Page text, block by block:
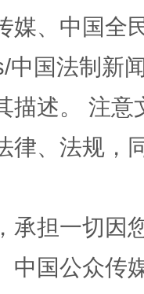
媒、中国全
中国法制新
描述。 注
律、法规，
承担一切因
中国公众传